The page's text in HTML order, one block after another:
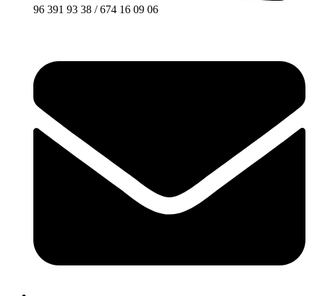
96 391 93 38 / 674 16 09 06